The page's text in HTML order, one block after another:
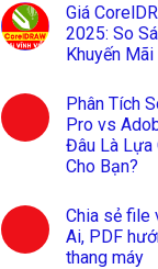
Giá
2025: So
Khuyến
Phân Tích
Pro vs
Đâu Là Lựa
Cho Bạn?
Chia sẻ file
Ai, PDF
thang máy